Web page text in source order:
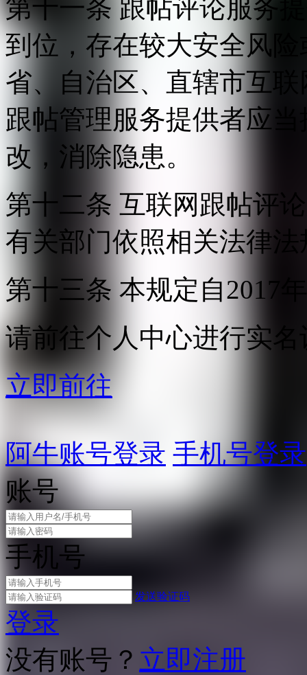
第十一条 跟帖评论服务
到位，存在较大安全风
省、自治区、直辖市互
跟帖管理服务提供者应
改，消除隐患。
第十二条 互联网跟帖评
有关部门依照相关法律
第十三条 本规定自2017
请前往个人中心进行实名
立即前往
阿牛账号登录 手机号登录
账号
手机号
发送验证码
登录
没有账号？ 立即注册